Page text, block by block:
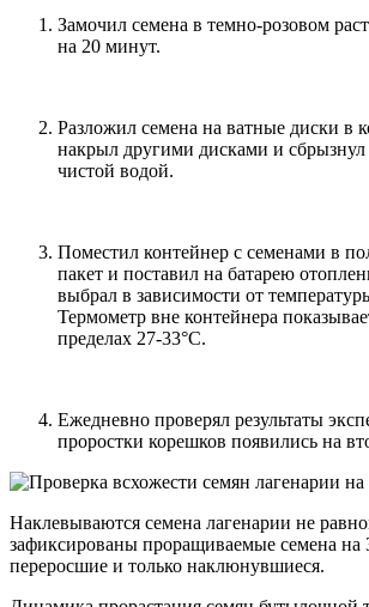
Замочил семена в темно-розовом
на 20 минут.
Разложил семена на ватные диски в
накрыл другими дисками и сбрызнул
чистой водой.
Поместил контейнер с семенами в
пакет и поставил на батарею
выбрал в зависимости от
Термометр вне контейнера
пределах 27-33°C.
Ежедневно проверял результаты
проростки корешков появились на
Наклевываются семена лагенарии не
зафиксированы проращиваемые семена на
переросшие и только наклюнувшиеся.